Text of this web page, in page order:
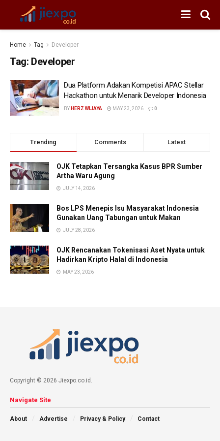
Home Tag Developer
Tag: Developer
Dua Platform Adakan Kompetisi APAC Stellar
Hackathon untuk Menarik Developer Indonesia
BY HERZ WIJAYA MAY 23, 2026 0
Trending Comments Latest
OJK Tetapkan Tersangka Kasus BPR Sumber
Artha Waru Agung
JULY 14, 2026
Bos LPS Menepis Isu Masyarakat Indonesia
Gunakan Uang Tabungan untuk Makan
JULY 28, 2026
OJK Rencanakan Tokenisasi Aset Nyata untuk
Hadirkan Kripto Halal di Indonesia
MAY 23, 2026
Copyright © 2026 Jiexpo.co.id.
Navigate Site
About Advertise Privacy & Policy Contact